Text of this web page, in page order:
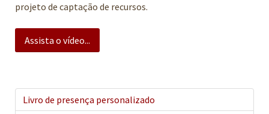
projeto de captação de recursos.
Assista o vídeo...
Livro de presença personalizado